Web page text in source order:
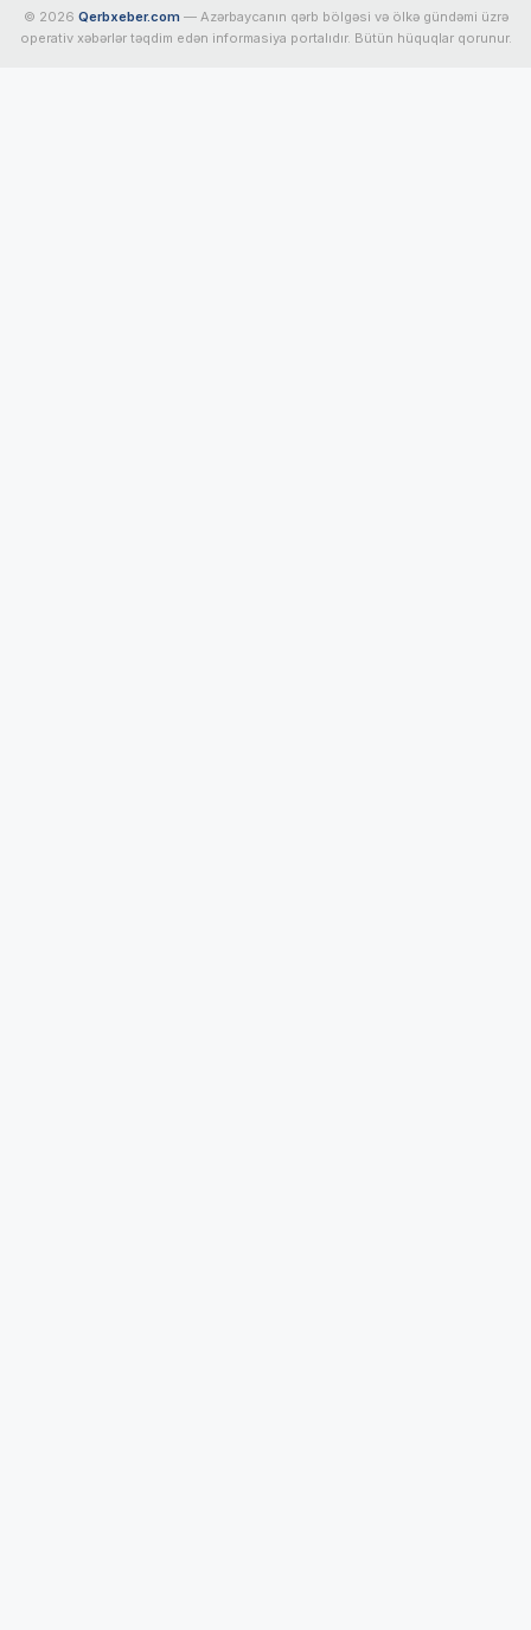
© 2026 Qerbxeber.com — Azərbaycanın qərb bölgəsi və ölkə gündəmi üzrə
operativ xəbərlər təqdim edən informasiya portalıdır. Bütün hüquqlar qorunur.